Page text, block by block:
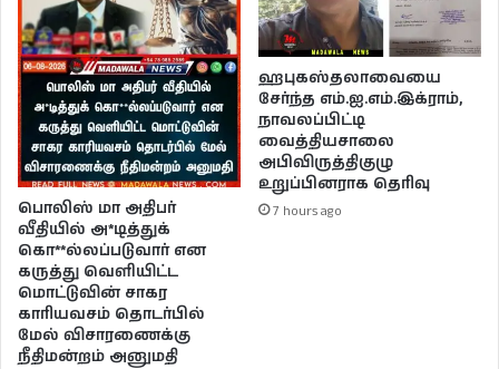
பொலிஸ் மா அதிபர்
வீதியில் அ*டித்துக்
கொ**ல்லப்படுவார் என
கருத்து வெளியிட்ட
மொட்டுவின் சாகர
காரியவசம் தொடர்பில்
மேல் விசாரணைக்கு
நீதிமன்றம் அனுமதி
ஹபுகஸ்தலாவையை
சேர்ந்த எம்.ஐ.எம்.இக்ராம்,
நாவலப்பிட்டி
வைத்தியசாலை
அபிவிருத்திகுழு
உறுப்பினராக தெரிவு
7 hours ago